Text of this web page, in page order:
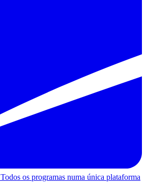
Todos os programas numa única plataforma